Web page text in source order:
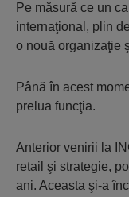
Pe măsură ce un
internaţional, plin
o nouă organizaţie
Până în acest
prelua funcţia.
Anterior venirii la
retail şi strategie,
ani. Aceasta şi-a